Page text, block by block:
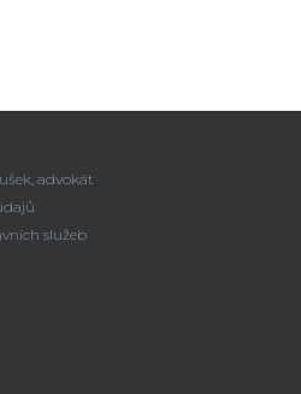
advokát
služeb